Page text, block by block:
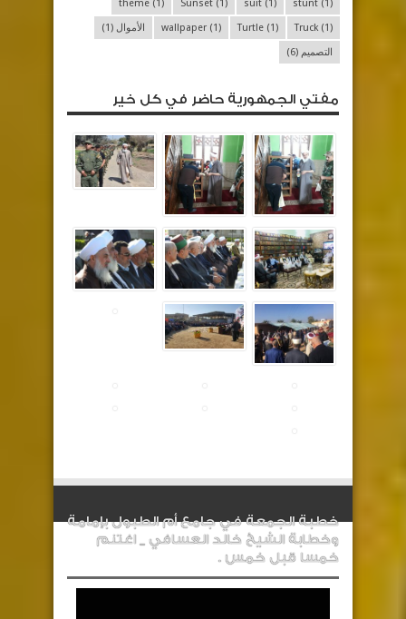
stunt (1)
suit (1)
Sunset (1)
theme (1)
Truck (1)
Turtle (1)
wallpaper (1) الأموال (1)
التصميم (6)
مفتي الجمهورية حاضر في كل خير
خطبة الجمعة في جامع أم الطبول بإمامة
وخطابة الشيخ خالد العسافي _ اغتنم
خمسا قبل خمس .